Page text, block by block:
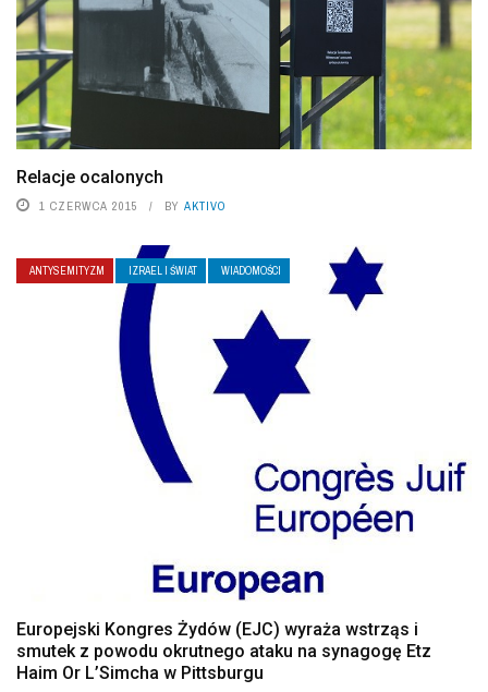
Relacje ocalonych
1 CZERWCA 2015 BY AKTIVO
ANTYSEMITYZM IZRAEL I ŚWIAT WIADOMOŚCI
Europejski Kongres Żydów (EJC) wyraża wstrząs i
smutek z powodu okrutnego ataku na synagogę Etz
Haim Or L’Simcha w Pittsburgu